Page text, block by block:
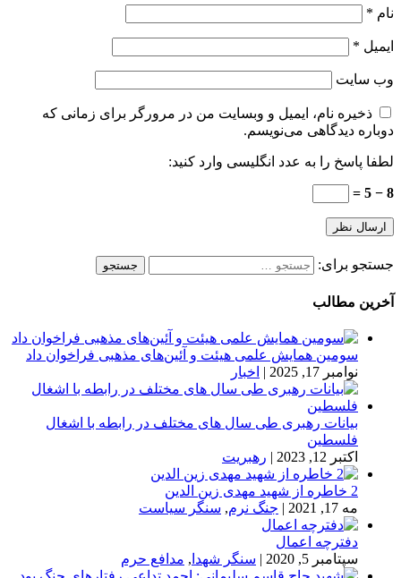
نام *
ایمیل *
وب‌ سایت
ذخیره نام، ایمیل و وبسایت من در مرورگر برای زمانی که
دوباره دیدگاهی می‌نویسم.
لطفا پاسخ را به عدد انگلیسی وارد کنید:
8 − 5 =
جستجو برای:
آخرین مطالب
سومین همایش علمی هیئت و آئین‌های مذهبی فراخوان داد
نوامبر 17, 2025
| اخبار
بیانات رهبری طی سال های مختلف در رابطه با اشغال
فلسطین
اکتبر 12, 2023
| رهبریت
2 خاطره از شهید مهدی زین الدین
مه 17, 2021
| جنگ نرم, سنگر سیاست
دفترچه اعمال
سپتامبر 5, 2020
| سنگر شهدا , مدافع حرم